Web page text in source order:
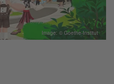
Image: © Goethe-Institut